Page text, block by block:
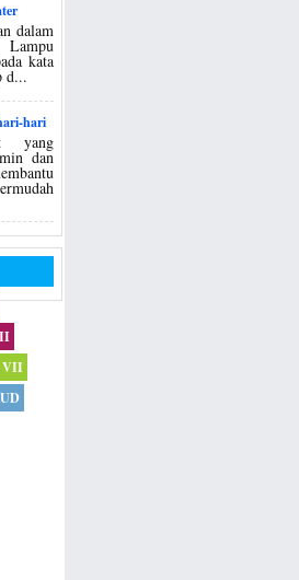
dalam
Lampu
kata
d...
hari
yang
dan
VII